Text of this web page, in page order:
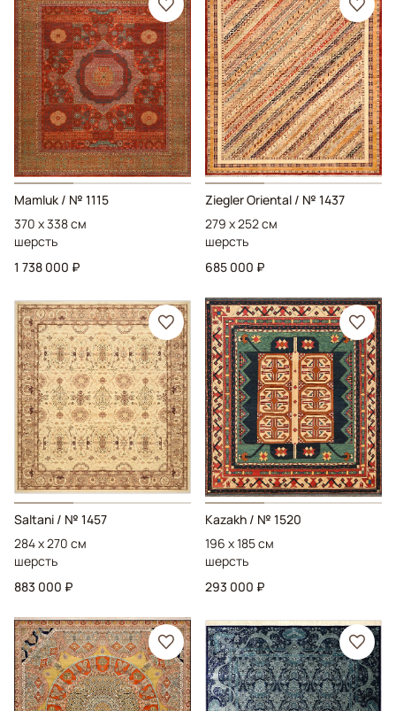
Mamluk / № 1115
370 x 338 см
шерсть
1 738 000 ₽
Ziegler Oriental / № 1437
279 x 252 см
шерсть
685 000 ₽
Saltani / № 1457
284 x 270 см
шерсть
883 000 ₽
Kazakh / № 1520
196 x 185 см
шерсть
293 000 ₽